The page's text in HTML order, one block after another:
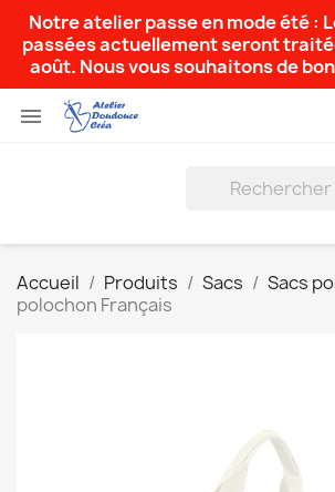
Notre atelier passe en mode été :
passées actuellement seront
août. Nous vous souhaitons de

Accueil Produits Sacs Sacs
polochon Français